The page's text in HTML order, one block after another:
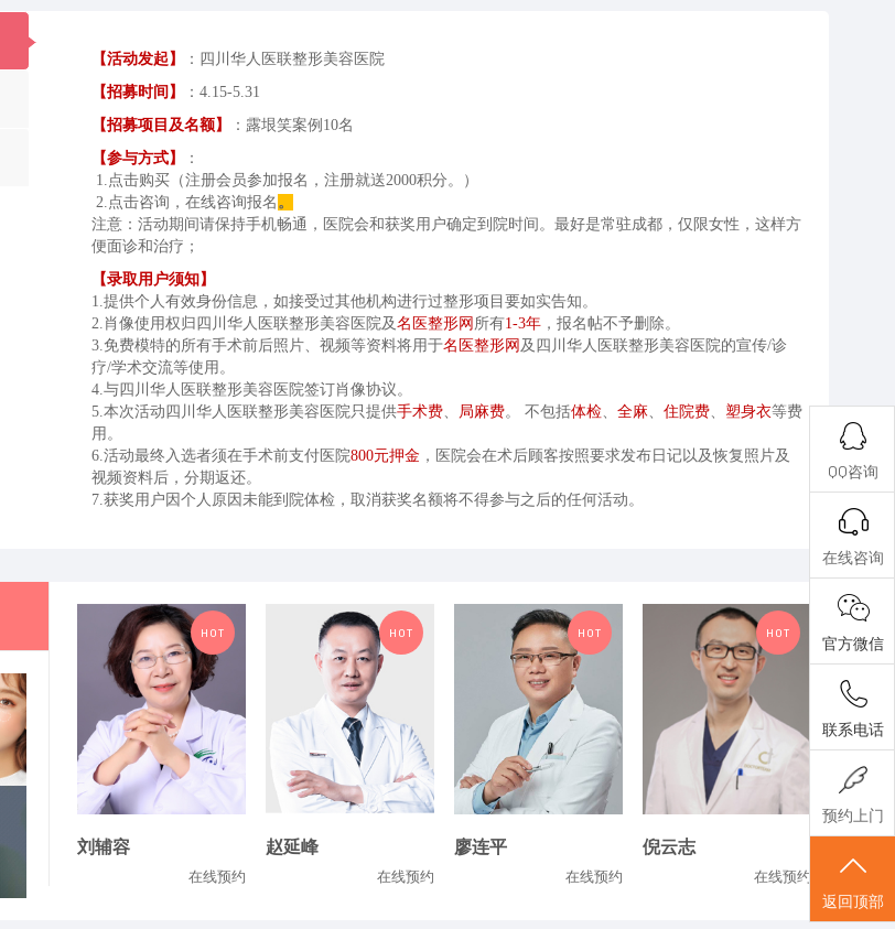
【活动发起】
：四川华人医联整形美容医院
【招募时间】
：4.15-5.31
【招募项目及名额】
：露垠笑案例10名
【参与方式】
：
1.点击购买（注册会员参加报名，注册就送2000积分。）
2.点击咨询，在线咨询报名 。
注意：活动期间请保持手机畅通，医院会和获奖用户确定到院时间。最好是常驻成都，仅限女性，这样方
便面诊和治疗；
【录取用户须知】
1.提供个人有效身份信息，如接受过其他机构进行过整形项目要如实告知。
2.肖像使用权归 四川华人医联整形美容医院及名医整形网 所有1-3年 ，报名帖不予删除。
3.免费模特的所有手术前后照片、视频等资料将用于名医整形网 及 四川华人医联整形美容医院的宣传/诊
疗/学术交流等使用。
4.与四川华人医联整形美容医院签订肖像协议。
5.本次活动 四川华人医联整形美容医院只提供手术费、 局麻费。 不包括体检、 全麻、 住院费、 塑身衣等费
用。
6.活动最终入选者须在手术前支付医院800元押金 ，医院会在术后顾客按照要求发布日记以及恢复照片及
视频资料后，分期返还。
7.获奖用户因个人原因未能到院体检，取消获奖名额将不得参与之后的任何活动。
HOT
刘辅容
在线预约
HOT
赵延峰
在线预约
HOT
廖连平
在线预约
HOT
倪云志
在线预约
QQ咨询
在线咨询
官方微信
联系电话
预约上门
返回顶部